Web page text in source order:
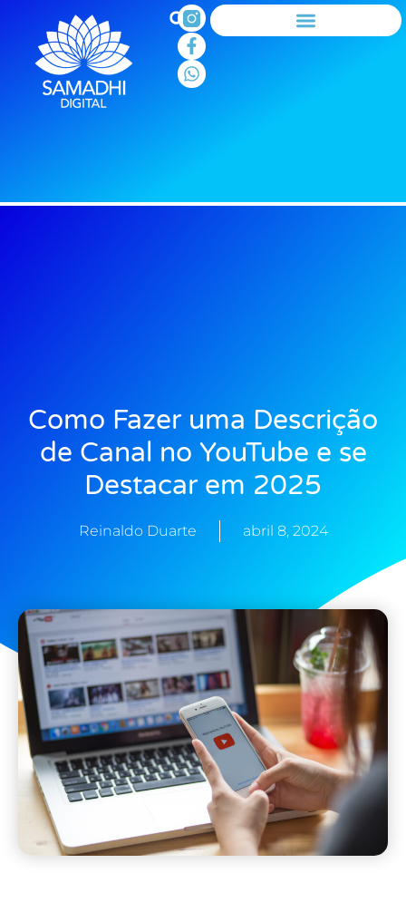
Como Fazer uma Descrição
de Canal no YouTube e se
Destacar em 2025
Reinaldo Duarte abril 8, 2024